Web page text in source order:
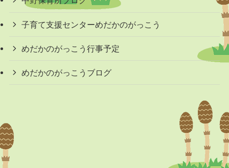
子育て支援センターめだかのがっこう
めだかのがっこう行事予定
めだかのがっこうブログ